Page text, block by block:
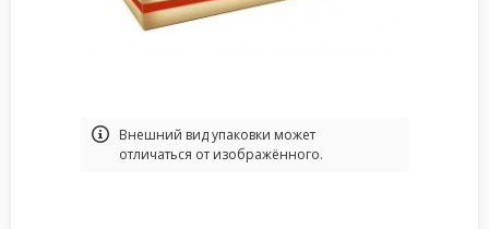
Bнешний вид упаковки может
отличаться от изображённого.